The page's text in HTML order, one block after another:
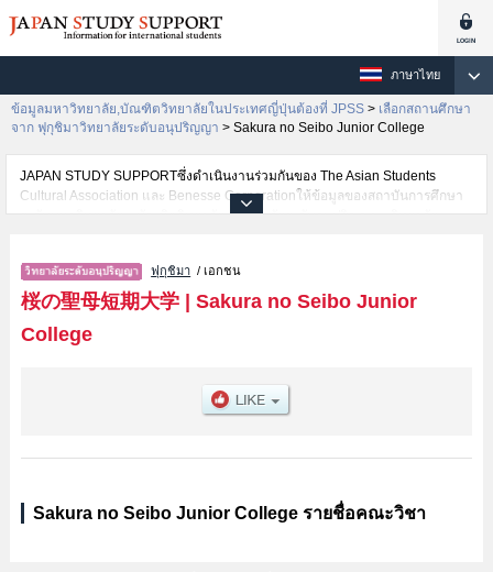
ภาษาไทย
ข้อมูลมหาวิทยาลัย,บัณฑิตวิทยาลัยในประเทศญี่ปุ่นต้องที่ JPSS > เลือกสถานศึกษา
จาก ฟุกุชิมาวิทยาลัยระดับอนุปริญญา > Sakura no Seibo Junior College
JAPAN STUDY SUPPORTซึ่งดำเนินงานร่วมกันของ The Asian Students
Cultural Association และ Benesse Corporationให้ข้อมูลของสถาบันการศึกษา
ระดับมหาวิทยาลัย・บัณฑิตวิทยาลัย・วิทยาลัยระดับอนุปริญญา・วิทยาลัย
นักศึกษาต่างชาติเช่นข้อมูลของแต่ละคณะ,ข้อมูลการสอบคัดเลือกเข้าศึกษาเช่น
จำนวนคนที่รับสมัครหรือจำนวนคนที่ผ่านการสอบคัดเลือกเป็นต้น,แนะนำสถาน
ที่,การเดินทางเป็นต้นไว้ด้วยดังนั้นขอเชิญใช้บริการค้นหาข้อมูลตามอัธยาศัย
ฟุกุชิมา / เอกชน
桜の聖母短期大学| Sakura no Seibo Junior
College
Sakura no Seibo Junior College รายชื่อคณะวิชา